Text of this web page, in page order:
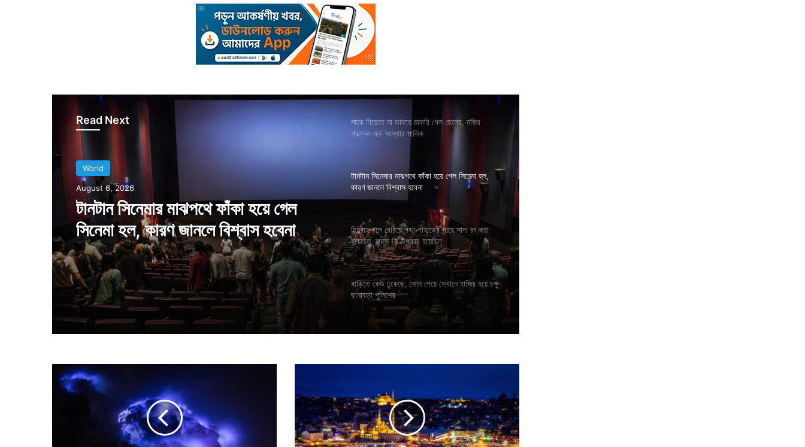
Read Next
World
August 6, 2026
টানটান সিনেমার মাঝপথে ফাঁকা হয়ে গেল
সিনেমা হল, কারণ জানলে বিশ্বাস হবেনা
World
August 5, 2026
হিমবাহ গলে বেরিয়ে পড়া পাহাড়ের গায়ে সাদা
রং করা হয়েছিল, তাতে কি উপকার হয়েছিল
মাকে বিয়েতে না ডাকায় চাকরি গেল ছেলের, নজির
গড়লেন এক সংস্থার মালিক
টানটান সিনেমার মাঝপথে ফাঁকা হয়ে গেল সিনেমা হল,
কারণ জানলে বিশ্বাস হবেনা
হিমবাহ গলে বেরিয়ে পড়া পাহাড়ের গায়ে সাদা রং করা
হয়েছিল, তাতে কি উপকার হয়েছিল
বাড়িতে কেউ ঢুকেছে, ফোন পেয়ে সেখানে হাজির হয়ে চক্ষু
ছানাবড়া পুলিশের
গ্নে
বী
র
এ
ম